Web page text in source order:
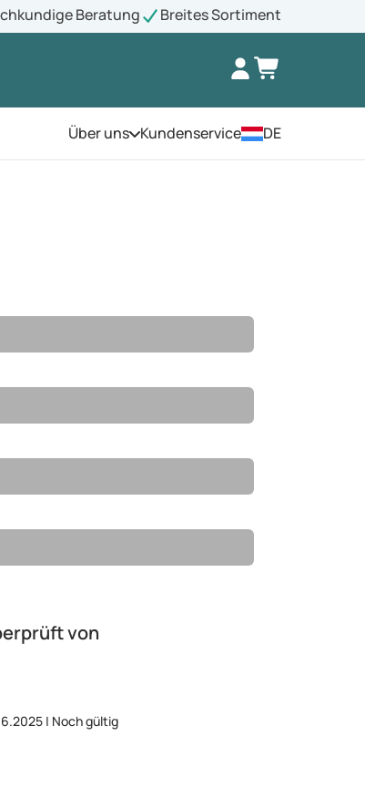
Beratung Breites Sortiment
Über unsÖffnen Sie das Menü
Kundenservice DE
von
| Noch gültig